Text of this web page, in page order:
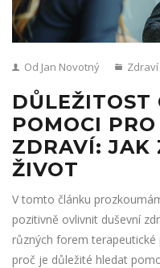
Od Jan Novotný
DŮLEŽITOST
POMOCI
ZDRAVÍ: JAK
ŽIVOT
V tomto článku
pozitivně ovlivnit duševní
různých forem
proč je důležité hledat